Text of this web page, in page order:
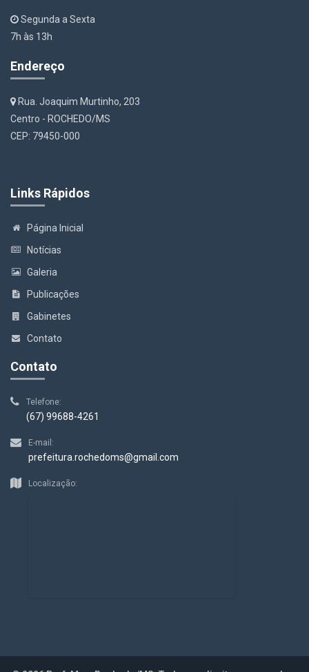
Segunda a Sexta
7h às 13h
Endereço
Rua. Joaquim Murtinho, 203
Centro - ROCHEDO/MS
CEP: 79450-000
Links Rápidos
Página Inicial
Notícias
Galeria
Publicações
Gabinetes
Contato
Contato
Telefone:
(67) 99688-4261
E-mail:
prefeitura.rochedoms@gmail.com
Localização: